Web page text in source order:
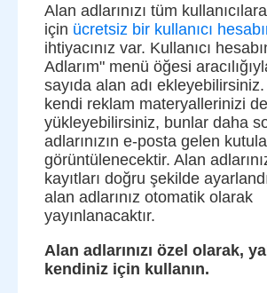
Alan adlarınızı tüm
için ücretsiz bir kullanıcı
ihtiyacınız var. Kullanıcı
Adlarım" menü öğesi
sayıda alan adı
kendi reklam materyallerinizi de
yükleyebilirsiniz, bunlar daha
adlarınızın e-posta gelen
görüntülenecektir. Alan
kayıtları doğru şekilde
alan adlarınız otomatik olarak
yayınlanacaktır.
Alan adlarınızı özel olarak,
kendiniz için kullanın.